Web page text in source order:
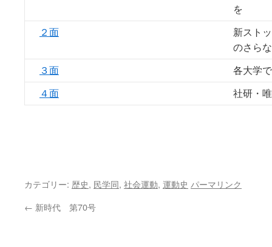
を
２面
新スト
のさら
３面 各大学
４面 社研・
カテゴリー: 歴史, 民学同, 社会運動, 運動史 パーマリンク
← 新時代 第70号